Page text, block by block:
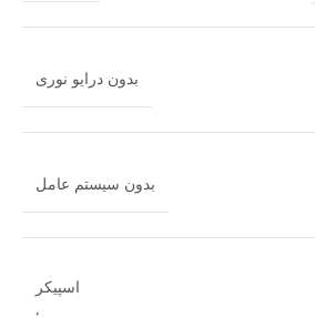
بدون درایو نوری
بدون سیستم عامل
اسپیکر
,